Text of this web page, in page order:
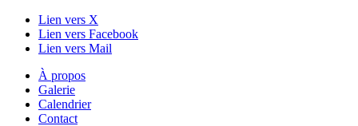
Lien vers X
Lien vers Facebook
Lien vers Mail
À propos
Galerie
Calendrier
Contact